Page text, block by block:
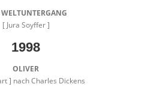
WELTUNTERGANG
[ Jura Soyffer ]
1998
OLIVER
] nach Charles Dickens